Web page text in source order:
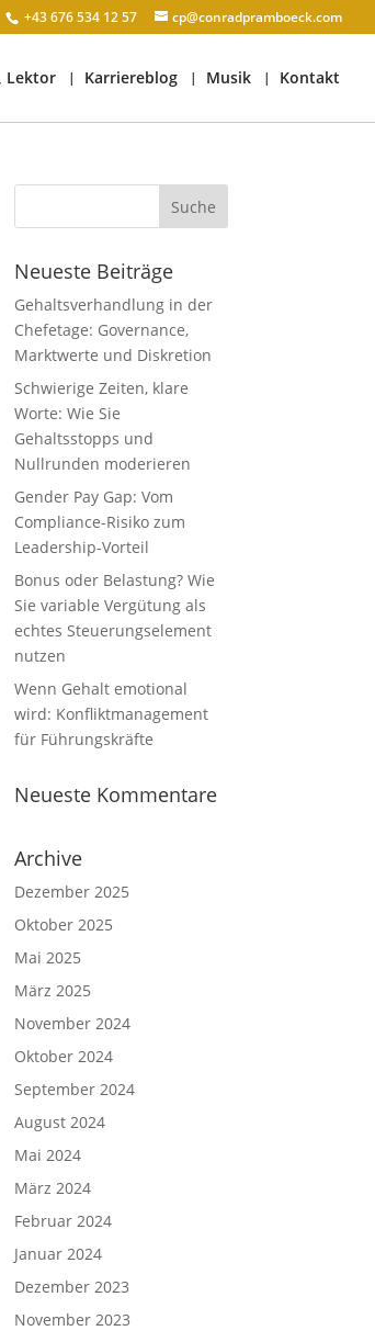
+43 676 534 12 57 cp@conradpramboeck.com
Lektor Karriereblog Musik Kontakt
Neueste Beiträge
Gehaltsverhandlung in der
Chefetage: Governance,
Marktwerte und Diskretion
Schwierige Zeiten, klare
Worte: Wie Sie
Gehaltsstopps und
Nullrunden moderieren
Gender Pay Gap: Vom
Compliance-Risiko zum
Leadership-Vorteil
Bonus oder Belastung? Wie
Sie variable Vergütung als
echtes Steuerungselement
nutzen
Wenn Gehalt emotional
wird: Konfliktmanagement
für Führungskräfte
Neueste Kommentare
Archive
Dezember 2025
Oktober 2025
Mai 2025
März 2025
November 2024
Oktober 2024
September 2024
August 2024
Mai 2024
März 2024
Februar 2024
Januar 2024
Dezember 2023
November 2023